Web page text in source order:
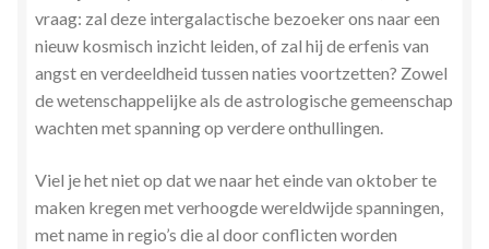
vraag: zal deze intergalactische bezoeker ons naar een
nieuw kosmisch inzicht leiden, of zal hij de erfenis van
angst en verdeeldheid tussen naties voortzetten? Zowel
de wetenschappelijke als de astrologische gemeenschap
wachten met spanning op verdere onthullingen.
Viel je het niet op dat we naar het einde van oktober te
maken kregen met verhoogde wereldwijde spanningen,
met name in regio’s die al door conflicten worden